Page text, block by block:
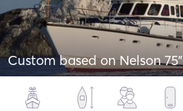
Custom based on Nelson 75"